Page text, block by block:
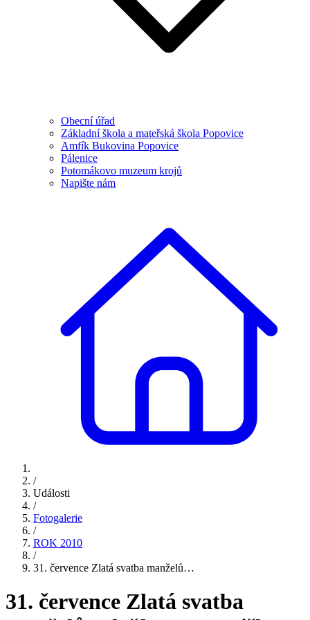
Obecní úřad
Základní škola a mateřská škola Popovice
Amfík Bukovina Popovice
Pálenice
Potomákovo muzeum krojů
Napište nám
/
Události
/
Fotogalerie
/
ROK 2010
/
31. července Zlatá svatba manželů…
31. července Zlatá svatba